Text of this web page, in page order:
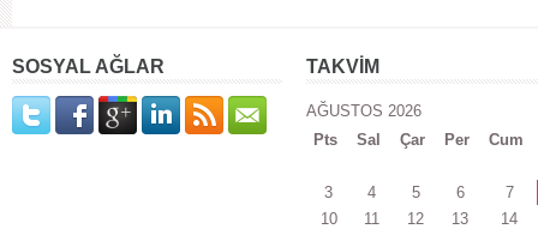
SOSYAL AĞLAR TAKVİM
AĞUSTOS 2026
Pts
Sal Çar Per Cum
3 4 5 6
7
10
11 12 13
14